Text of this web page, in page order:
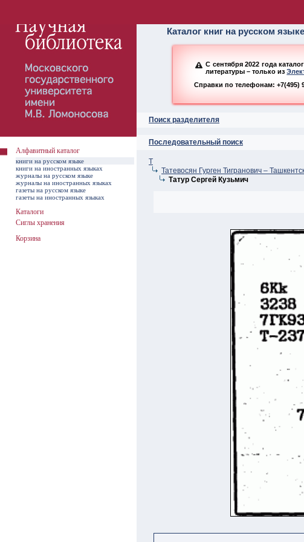
Каталог книг на русском языке
С сентября 2022 года
литературы – только из
Справки по телефонам: +7(495)
Поиск разделителя
Последовательный поиск
Т
Татевосян Гурген Тигранович –
Татур Сергей Кузьмич
Алфавитный каталог
книги на русском языке
книги на иностранных языках
журналы на русском языке
журналы на иностранных языках
газеты на русском языке
газеты на иностранных языках
Каталоги
Сиглы хранения
Корзина